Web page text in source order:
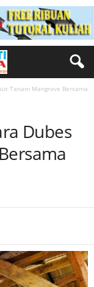
Tanam Mangrove Bersama
Dubes